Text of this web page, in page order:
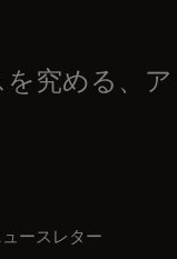
究める、
ースレター